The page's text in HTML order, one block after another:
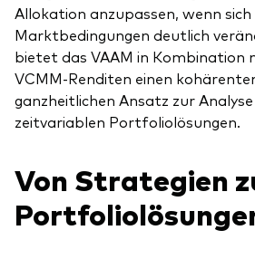
Allokation anzupassen, wenn sich
Marktbedingungen deutlich
bietet das VAAM in Kombination
VCMM-Renditen einen
ganzheitlichen Ansatz zur
zeitvariablen Portfoliolösungen.
Von Strategien